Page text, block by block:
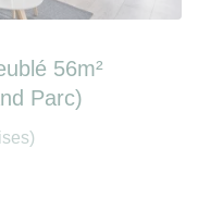
56m²
Parc)